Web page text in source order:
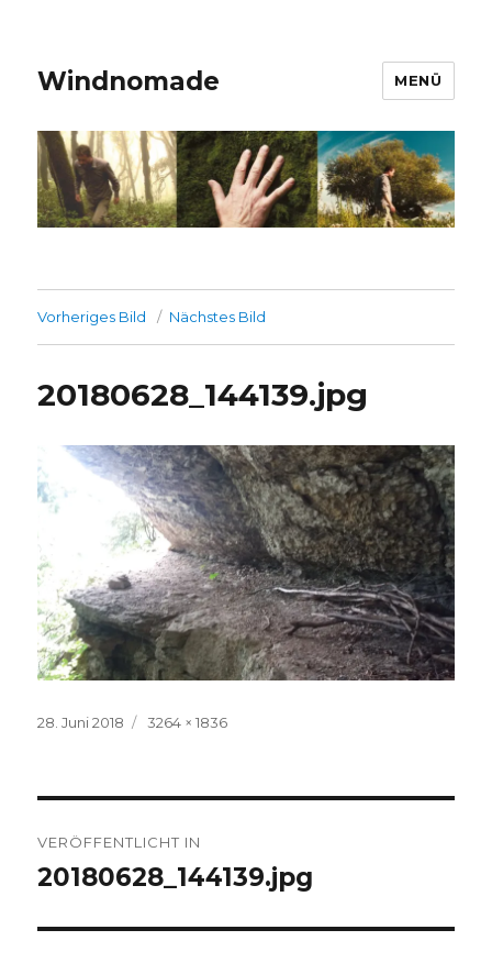
Windnomade MENÜ
Vorheriges Bild Nächstes Bild
20180628_144139.jpg
Veröffentlicht
28. Juni 2018
Volle
3264 × 1836
Navigation
VERÖFFENTLICHT IN
20180628_144139.jpg